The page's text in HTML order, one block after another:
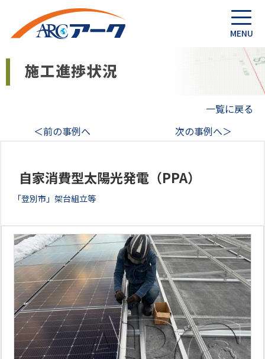
一覧に戻る
＜前の事例へ
次の事例へ＞
自家消費型太陽光発電（PPA）
「登別市」架台組立等